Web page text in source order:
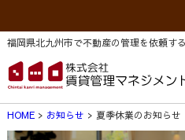
福岡県北九州市で不動産の管理を依頼す
HOME お知らせ 夏季休業のお知らせ